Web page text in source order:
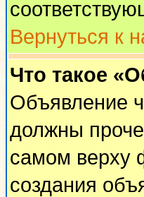
Вернуться к
Что такое
Объявление
должны
самом верху
создания